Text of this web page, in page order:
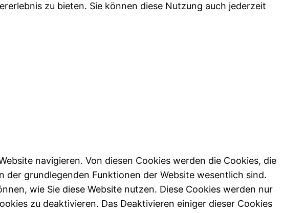
zu bieten. Sie können diese Nutzung auch jederzeit
navigieren. Von diesen Cookies werden die Cookies, die
grundlegenden Funktionen der Website wesentlich sind.
wie Sie diese Website nutzen. Diese Cookies werden nur
zu deaktivieren. Das Deaktivieren einiger dieser Cookies